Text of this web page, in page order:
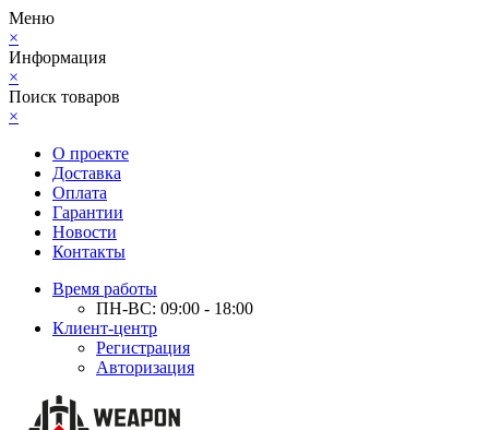
Меню
×
Информация
×
Поиск товаров
×
О проекте
Доставка
Оплата
Гарантии
Новости
Контакты
Время работы
ПН-ВС: 09:00 - 18:00
Клиент-центр
Регистрация
Авторизация